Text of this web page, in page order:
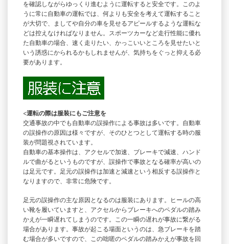
を確認しながらゆっくり進むように運転すると安全です。このよ
うに常に自動車の運転では、何よりも安全を考えて運転すること
が大切で、ましてや自分の車を見せるアピールするような運転な
どは控えなければなりません。スポーツカーなど走行性能に優れ
た自動車の場合、速く走りたい、かっこいいところを見せたいと
いう誘惑にかられるかもしれませんが、気持ちをぐっと抑える必
要があります。
<運転の際は服装にもご注意を
交通事故の中でも自動車の誤操作による事故は多いです。自動車
の誤操作の原因は様々ですが、そのひとつとして運転する時の服
装が問題視されています。
自動車の基本操作は、アクセルで加速、ブレーキで減速、ハンド
ルで曲がるというものですが、誤操作で事故となる確率が高いの
は足元です。足元の誤操作は加速と減速という相反する誤操作と
なりますので、非常に危険です。
足元の誤操作の主な原因となるのは服装にあります。ヒールの高
い靴を履いていますと、アクセルからブレーキへのペダルの踏み
かえが一瞬遅れてしまうのです。この一瞬の遅れが事故に繋がる
場合があります。事故が起こる場面というのは、急ブレーキを踏
む場合が多いですので、この咄嗟のペダルの踏みかえが事故を回